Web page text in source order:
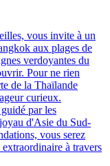
vous invite à un
aux plages de
verdoyantes du
Pour ne rien
de la Thaïlande
curieux.
par les
d'Asie du Sud-
vous serez
à travers